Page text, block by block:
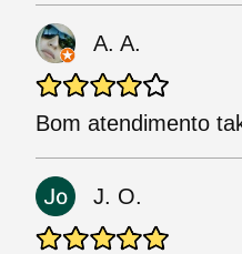
A. A.
Bom atendimento
J. O.